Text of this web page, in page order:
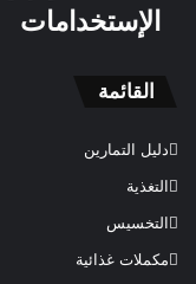
الإستخدامات
القائمة
دليل التمارين
التغذية
التخسيس
مكملات غذائية